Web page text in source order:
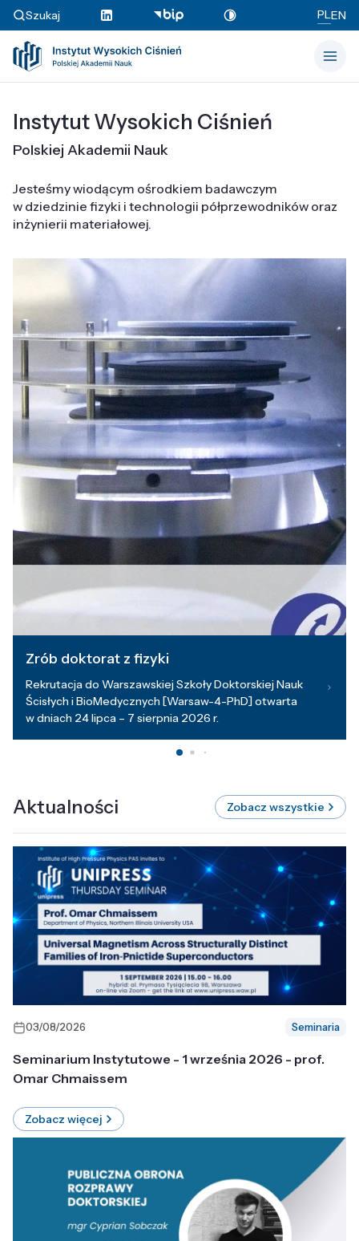
Szukaj PLEN
Instytut Wysokich Ciśnień
Polskiej Akademii Nauk
Jesteśmy wiodącym ośrodkiem badawczym
w dziedzinie fizyki i technologii półprzewodników oraz
inżynierii materiałowej.
Zrób doktorat z fizyki
Rekrutacja do Warszawskiej Szkoły Doktorskiej Nauk
Ścisłych i BioMedycznych [Warsaw-4-PhD] otwarta
w dniach 24 lipca – 7 sierpnia 2026 r.
Aktualności Zobacz wszystkie
03/08/2026 Seminaria
Seminarium Instytutowe - 1 września 2026 - prof.
Omar Chmaissem
Zobacz więcej